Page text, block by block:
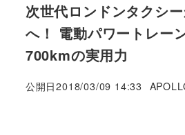
次世代ロンドンタクシ
へ！ 電動パワートレー
700kmの実用力
公開日2018/03/09 14:33
著